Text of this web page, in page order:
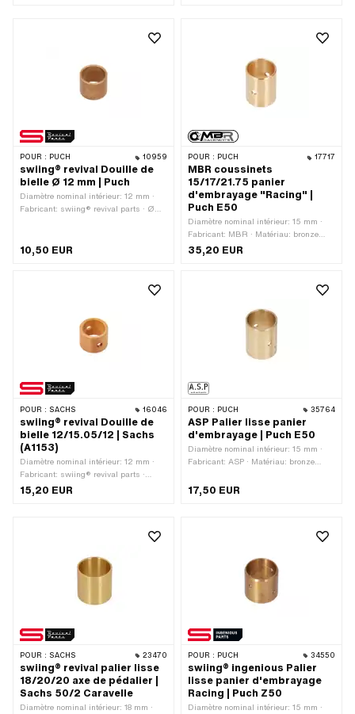
POUR : PUCH 10959
swiing® revival Douille de
bielle Ø 12 mm | Puch
Diamètre nominal intérieur: 12 mm ·
Fabricant: swiing® revival parts · Ø
10,50 EUR
POUR : PUCH 17717
MBR coussinets
15/17/21.75 panier
d'embrayage "Racing" |
Puch E50
Diamètre nominal intérieur: 15 mm ·
Fabricant: MBR · Matériau: bronze
spécial pour paliers · Ø extérieur: 17
35,20 EUR
POUR : SACHS 16046
swiing® revival Douille de
bielle 12/15.05/12 | Sachs
(A1153)
Diamètre nominal intérieur: 12 mm ·
Fabricant: swiing® revival parts ·
Matériau: bronze spécial pour paliers ·
Ø extérieur: 15.05 mm · Ø intérieur: 12
15,20 EUR
POUR : PUCH 35764
ASP Palier lisse panier
d'embrayage | Puch E50
Diamètre nominal intérieur: 15 mm ·
Fabricant: ASP · Matériau: bronze
mm · Ø intérieur: 15 mm · Hauteur
totale: 21.8 mm · Puch numéro OEM:
17,50 EUR
POUR : SACHS 23470
swiing® revival palier lisse
18/20/20 axe de pédalier |
Sachs 50/2 Caravelle
Diamètre nominal intérieur: 18 mm ·
POUR : PUCH 34550
swiing® ingenious Palier
lisse panier d'embrayage
Racing | Puch Z50
Diamètre nominal intérieur: 15 mm ·